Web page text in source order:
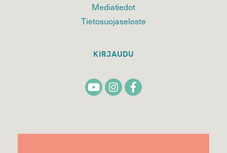
Mediatiedot
Tietosuojaseloste
KIRJAUDU